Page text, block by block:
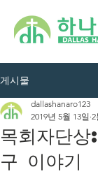
게시물
목회자단
구 이야기
dallashanaro123
2019년 5월 13일 2